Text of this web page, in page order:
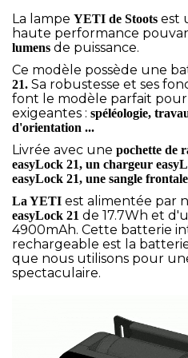
La lampe YETI de Stoots est
haute performance
lumens de puissance.
Ce modèle possède une
21. Sa robustesse et ses
font le modèle parfait
exigeantes : spéléologie,
d'orientation ...
Livrée avec une pochette de
easyLock 21, un chargeur
easyLock 21, une sangle
La YETI est alimentée par
easyLock 21 de 17.7Wh et
4900mAh. Cette batterie
rechargeable est la
que nous utilisons pour
spectaculaire.